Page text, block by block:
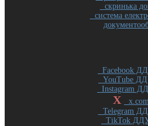
скринька
система
Facebook
YouTube
Instagram
X
Telegram
TikTok